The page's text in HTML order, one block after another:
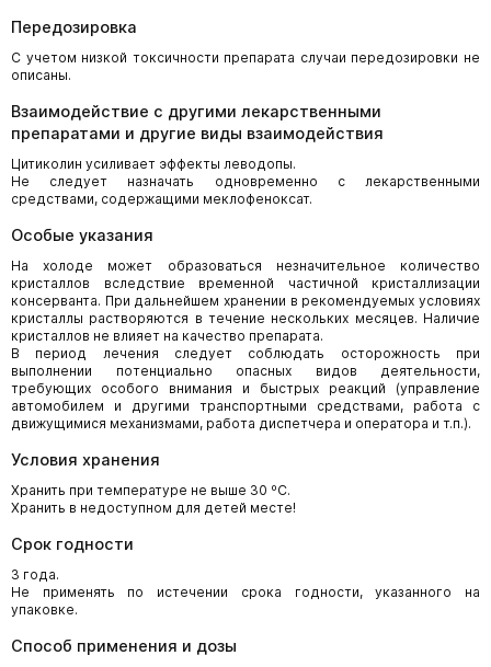
Передозировка
С учетом низкой токсичности препарата случаи передозировки не
описаны.
Взаимодействие с другими лекарственными
препаратами и другие виды взаимодействия
Цитиколин усиливает эффекты леводопы.
Не следует назначать одновременно с лекарственными
средствами, содержащими меклофеноксат.
Особые указания
На холоде может образоваться незначительное количество
кристаллов вследствие временной частичной кристаллизации
консерванта. При дальнейшем хранении в рекомендуемых условиях
кристаллы растворяются в течение нескольких месяцев. Наличие
кристаллов не влияет на качество препарата.
В период лечения следует соблюдать осторожность при
выполнении потенциально опасных видов деятельности,
требующих особого внимания и быстрых реакций (управление
автомобилем и другими транспортными средствами, работа с
движущимися механизмами, работа диспетчера и оператора и т.п.).
Условия хранения
Хранить при температуре не выше 30 ºC.
Хранить в недоступном для детей месте!
Срок годности
3 года.
Не применять по истечении срока годности, указанного на
упаковке.
Способ применения и дозы